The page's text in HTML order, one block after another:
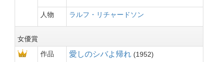
人物 ラルフ・リチャードソン
女優賞
作品
愛しのシバよ帰れ 1952